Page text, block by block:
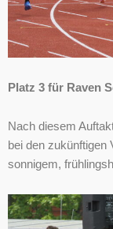
Platz 3 für Raven
Nach diesem
bei den zukünftigen
sonnigem,